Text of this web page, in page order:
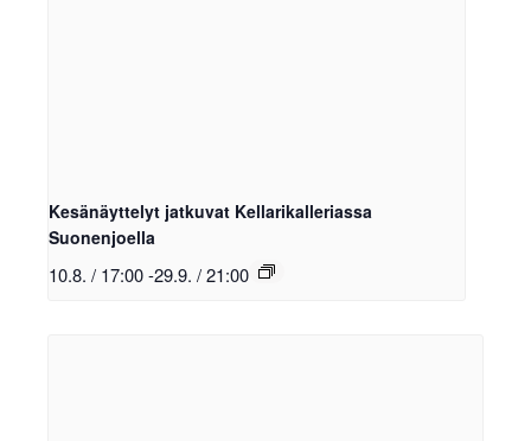
Kesänäyttelyt jatkuvat Kellarikalleriassa
Suonenjoella
10.8. / 17:00-29.9. / 21:00